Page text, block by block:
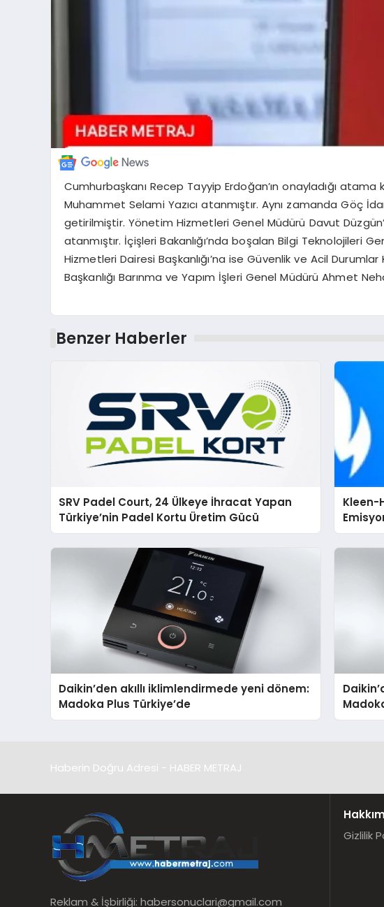
Cumhurbaşkanı Recep Tayyip Erdoğan’ın onayladığı atama
Muhammet Selami Yazıcı atanmıştır. Aynı zamanda Göç
getirilmiştir. Yönetim Hizmetleri Genel Müdürü Davut
atanmıştır. İçişleri Bakanlığı’nda boşalan Bilgi Teknolojileri
Hizmetleri Dairesi Başkanlığı’na ise Güvenlik ve Acil
Başkanlığı Barınma ve Yapım İşleri Genel Müdürü Ahmet
Benzer Haberler
SRV Padel Court, 24 Ülkeye İhracat Yapan
Türkiye’nin Padel Kortu Üretim Gücü
Kleen-
ve
Daikin’den akıllı iklimlendirmede yeni dönem:
Madoka Plus Türkiye’de
Haberin Doğru Adresi - HABER METRAJ
Reklam & İşbirliği: habersonuclari@gmail.com
Gizlilik